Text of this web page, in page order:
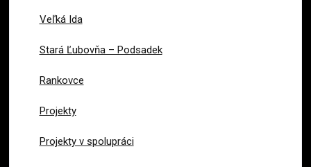
Veľká Ida
Stará Ľubovňa – Podsadek
Rankovce
Projekty
Projekty v spolupráci